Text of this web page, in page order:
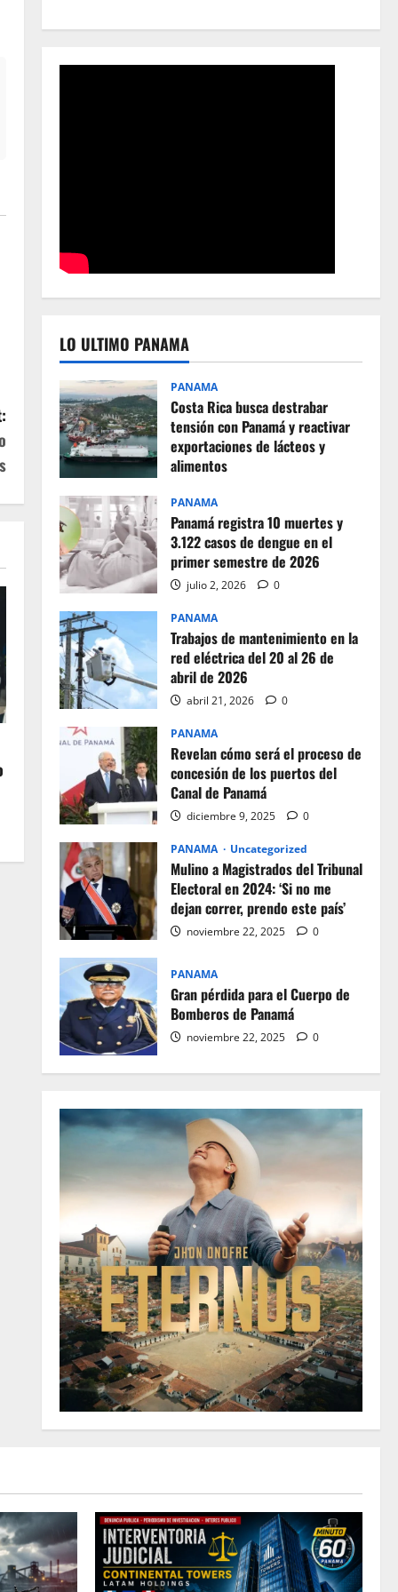
LO ULTIMO PANAMA
PANAMA
Costa Rica busca destrabar
tensión con Panamá y reactivar
exportaciones de lácteos y
alimentos
PANAMA
Panamá registra 10 muertes y
3.122 casos de dengue en el
primer semestre de 2026
julio 2, 2026 0
PANAMA
Trabajos de mantenimiento en la
red eléctrica del 20 al 26 de
abril de 2026
abril 21, 2026 0
PANAMA
Revelan cómo será el proceso de
concesión de los puertos del
Canal de Panamá
diciembre 9, 2025 0
PANAMA Uncategorized
Mulino a Magistrados del Tribunal
Electoral en 2024: ‘Si no me
dejan correr, prendo este país’
noviembre 22, 2025 0
PANAMA
Gran pérdida para el Cuerpo de
Bomberos de Panamá
noviembre 22, 2025 0